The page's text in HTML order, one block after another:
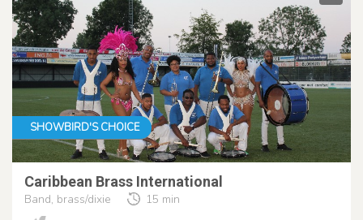
SHOWBIRD'S CHOICE
Caribbean Brass International
Band, brass/dixie 15 min